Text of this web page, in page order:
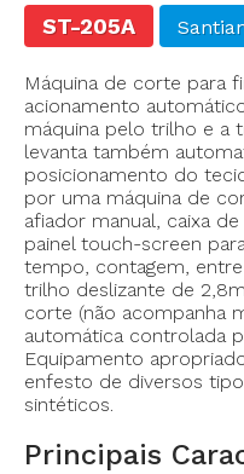
ST-205A
Máquina de corte para
acionamento
máquina pelo trilho e a
levanta também
posicionamento do
por uma máquina de
afiador manual, caixa
painel touch-screen
tempo, contagem,
trilho deslizante de
corte (não acompanha
automática controlada
Equipamento
enfesto de diversos
sintéticos.
Principais